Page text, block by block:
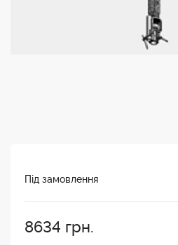
Під замовлення
8634 грн.